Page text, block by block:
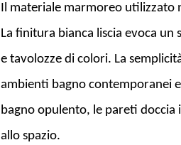
Il materiale marmoreo
La finitura bianca liscia evoca
e tavolozze di colori. La
ambienti bagno contemporanei
bagno opulento, le pareti doccia
allo spazio.